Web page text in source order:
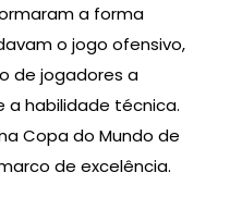
a forma
o jogo ofensivo,
de jogadores a
a habilidade técnica.
Copa do Mundo de
de excelência.